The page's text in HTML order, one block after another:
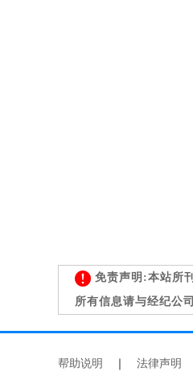
免责声明:本站所
所有信息请与经纪公
帮助说明 法律声明